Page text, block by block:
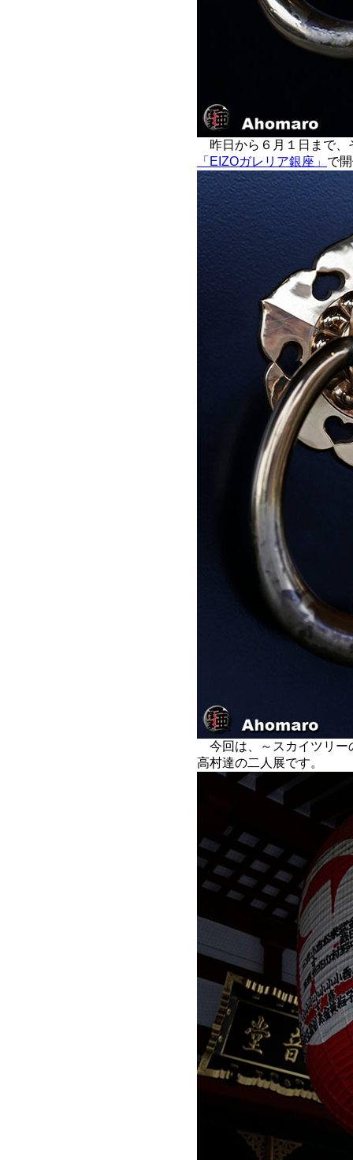
昨日から６月１日まで、
「EIZOガレリア銀座」 で
今回は、～スカイツリー
高村達の二人展です。